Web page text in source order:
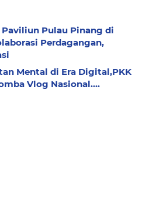
Pulau Pinang di
Perdagangan,
Mental di Era Digital,PKK
Vlog Nasional....